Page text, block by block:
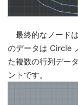
最終的なノード
のデータは Circle
た複数の行列デー
ントです。